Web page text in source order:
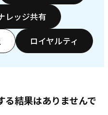
レッジ共有
ロイヤルティ
る結果はありませんで